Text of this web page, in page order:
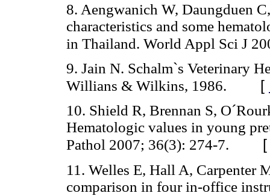
8. Aengwanich W, Daungduen
characteristics and some
in Thailand. World Appl Sci J
9. Jain N. Schalm`s Veterinary
Willians & Wilkins, 1986. [
10. Shield R, Brennan S,
Hematologic values in young
Pathol 2007; 36(3): 274-7.
11. Welles E, Hall A, Carpenter
comparison in four in-office